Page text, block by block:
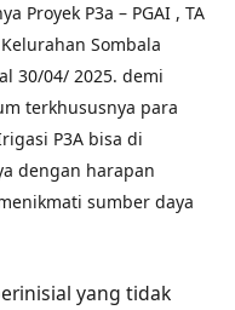
Proyek P3a – PGAI , TA
Sombala
30/04/ 2025. demi
terkhususnya para
P3A bisa di
dengan harapan
sumber daya
yang tidak